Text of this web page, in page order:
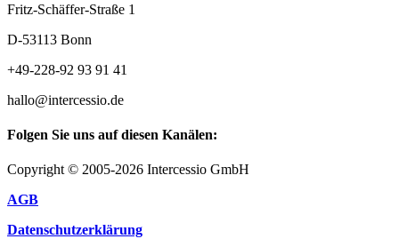
Fritz-Schäffer-Straße 1
D-53113 Bonn
+49-228-92 93 91 41
hallo@intercessio.de
Folgen Sie uns auf diesen Kanälen:
Copyright © 2005-2026 Intercessio GmbH
AGB
Datenschutzerklärung